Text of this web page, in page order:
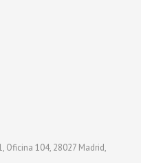
Oficina 104, 28027 Madrid,